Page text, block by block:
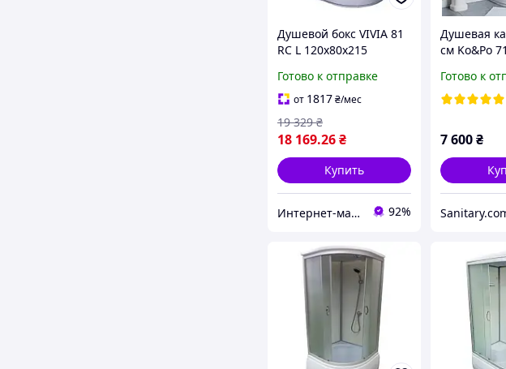
Душевой бокс VIVIA 81
RC L 120х80х215
Готово к отправке
от 1817₴/мес
18 169.26₴
19 329 ₴
Купить
Интернет-магазин дверей, сантехники и мебели «Хутко» 92%
Душевая
см Ko&Po
душа
матовое
Готово к
7 600₴